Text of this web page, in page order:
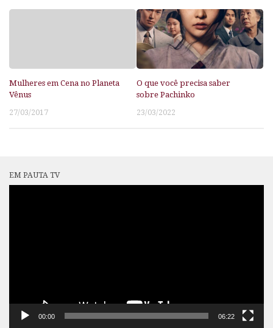
Mulheres em Cena no Planeta
Vênus
27/03/2017
O que você precisa saber
sobre Pachinko
23/03/2022
EM PAUTA TV
00:00 06:22